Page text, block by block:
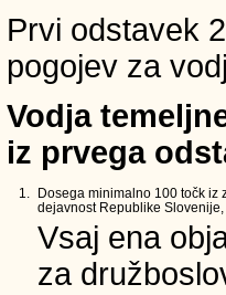
Prvi odstavek
pogojev za
Vodja
iz prvega
1.
Dosega minimalno 100 točk
dejavnost Republike
Vsaj ena
za